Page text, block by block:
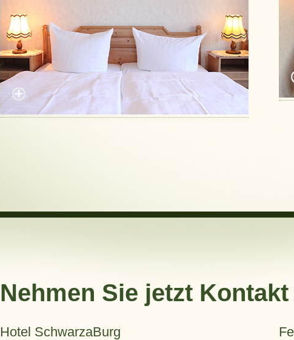
Nehmen Sie jetzt
Hotel SchwarzaBurg